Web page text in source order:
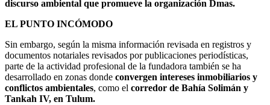
discurso ambiental que promueve la organización Dmas.
EL PUNTO INCÓMODO
Sin embargo, según la misma información revisada en registros y
documentos notariales revisados por publicaciones periodísticas,
parte de la actividad profesional de la fundadora también se ha
desarrollado en zonas donde convergen intereses inmobiliarios y
conflictos ambientales, como el corredor de Bahía Solimán y
Tankah IV, en Tulum.